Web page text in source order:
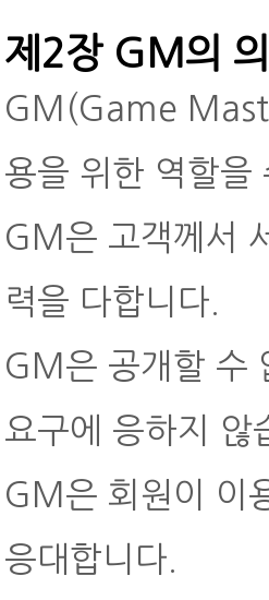
제2장 GM의
GM(Game
용을 위한 역할을
GM은 고객께서
력을 다합니다.
GM은 공개할 수
요구에 응하지 않
GM은 회원이 이
응대합니다.